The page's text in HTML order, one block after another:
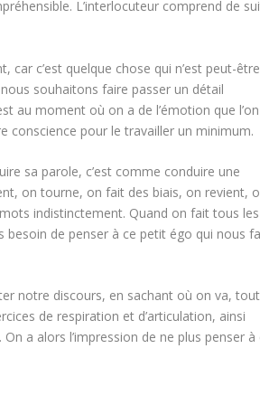
L’interlocuteur comprend de
car c’est quelque chose qui n’est peut-être
souhaitons faire passer un détail
au moment où on a de l’émotion que l’on
conscience pour le travailler un minimum.
sa parole, c’est comme conduire une
on tourne, on fait des biais, on revient,
indistinctement. Quand on fait tous les
besoin de penser à ce petit égo qui nous
notre discours, en sachant où on va,
de respiration et d’articulation, ainsi
a alors l’impression de ne plus penser à